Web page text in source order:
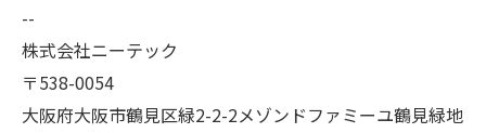
--
株式会社ニーテック
〒538-0054
大阪府大阪市鶴見区緑2-2-2メゾンドファミーユ鶴見緑地